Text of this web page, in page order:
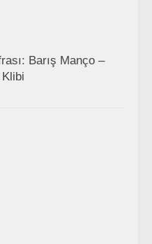
Barış Manço –